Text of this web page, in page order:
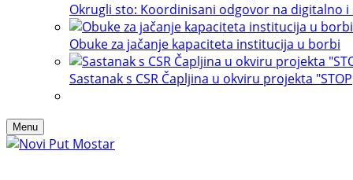
Okrugli sto: Koordinisani odgovor na digitalno i
Obuke za jačanje kapaciteta institucija u borbi
Sastanak s CSR Čapljina u okviru projekta "STOP
Menu